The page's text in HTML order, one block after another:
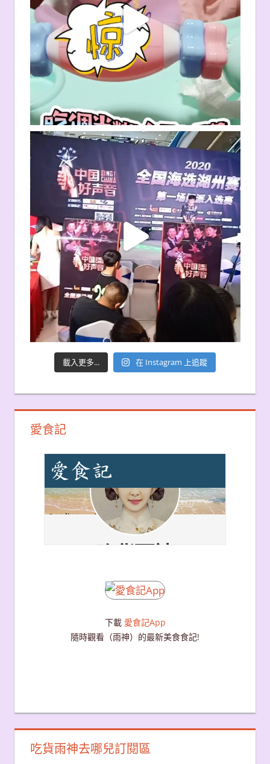
載入更多... 在 Instagram 上追蹤
愛食記
下載 愛食記App
隨時觀看（雨神）的最新美食食記!
吃貨雨神去哪兒訂閱區